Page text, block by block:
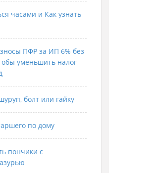
часами и Как узнать
ПФР за ИП 6% без
уменьшить налог
болт или гайку
по дому
пончики с